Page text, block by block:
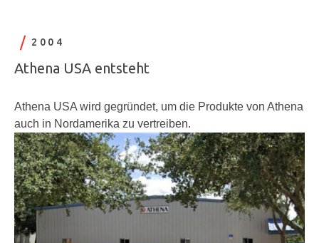
2004
Athena USA entsteht
Athena USA wird gegründet, um die Produkte von Athena
auch in Nordamerika zu vertreiben.